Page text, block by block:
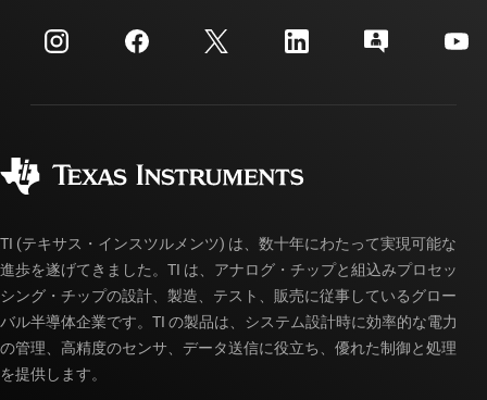
投資家向け情報
製造
カスタマー・サポート・センター
myTI アカウントの FAQ
ご注文に関する FAQ
TI (テキサス・インスツルメンツ) は、数十年にわたって実現可能な
進歩を遂げてきました。TI は、アナログ・チップと組込みプロセッ
シング・チップの設計、製造、テスト、販売に従事しているグロー
バル半導体企業です。TI の製品は、システム設計時に効率的な電力
の管理、高精度のセンサ、データ送信に役立ち、優れた制御と処理
を提供します。